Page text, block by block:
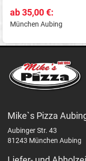
ab 35,00 €:
München Aubing
Mike`s Pizza
Aubinger Str. 43
81243 München Aubing